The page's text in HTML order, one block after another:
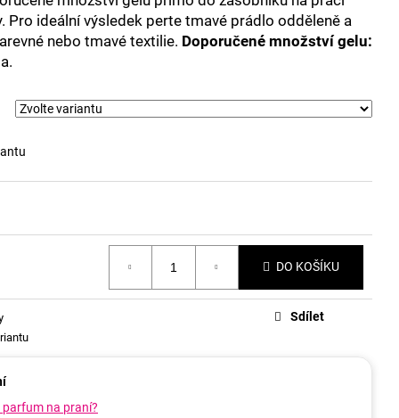
ideální výsledek perte tmavé prádlo odděleně a
nebo tmavé textilie. Doporučené množství gelu:
DO KOŠÍKU
Sdílet
na praní?